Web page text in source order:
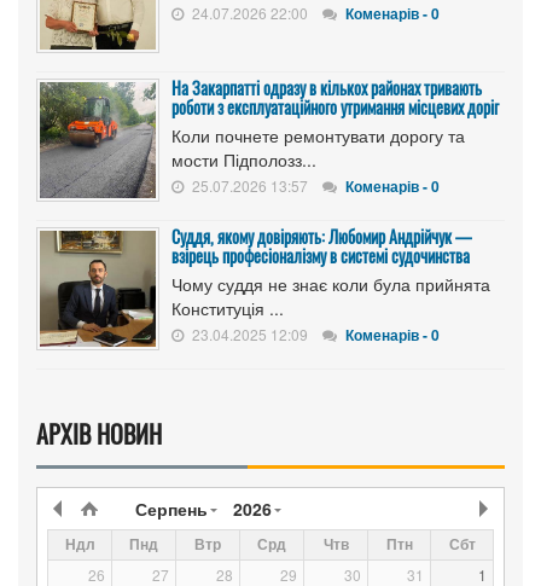
24.07.2026 22:00 Коменарів - 0
На Закарпатті одразу в кількох районах тривають
роботи з експлуатаційного утримання місцевих доріг
Коли почнете ремонтувати дорогу та
мости Підполозз...
25.07.2026 13:57 Коменарів - 0
Суддя, якому довіряють: Любомир Андрійчук —
взірець професіоналізму в системі судочинства
Чому суддя не знає коли була прийнята
Конституція ...
23.04.2025 12:09 Коменарів - 0
АРХІВ НОВИН
Серпень 2026
Ндл Пнд Втр Срд Чтв Птн Сбт
26 27 28 29 30 31
1